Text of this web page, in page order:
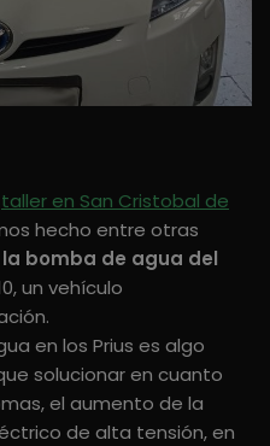
taller en San Cristobal de
hecho entre otras
bomba de agua del
un vehículo
en los Prius es algo
solucionar en cuanto
el aumento de la
de alta tensión, en